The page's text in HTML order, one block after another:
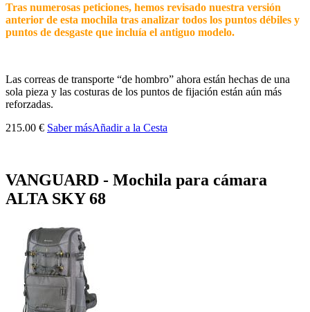
Tras numerosas peticiones, hemos revisado nuestra versión
anterior de esta mochila tras analizar todos los puntos débiles y
puntos de desgaste que incluía el antiguo modelo.
Las correas de transporte “de hombro” ahora están hechas de una
sola pieza y las costuras de los puntos de fijación están aún más
reforzadas.
215.00 € Saber másAñadir a la Cesta
VANGUARD - Mochila para cámara
ALTA SKY 68